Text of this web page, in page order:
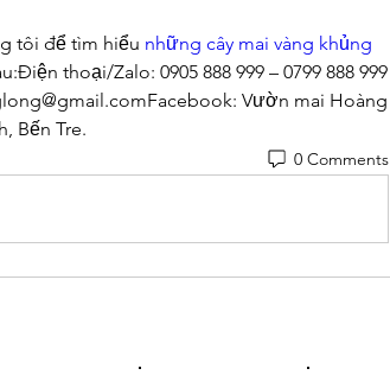
tôi để tìm hiểu những cây mai vàng khủng
thoại/Zalo: 0905 888 999 – 0799 888 999
Vườn mai Hoàng
Bến Tre.
0 Comments